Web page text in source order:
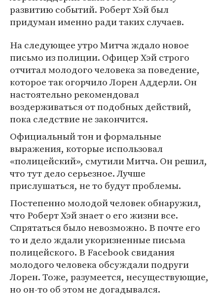
развитию событий. Роберт Хэй был
придуман именно ради таких случаев.
На следующее утро Митча ждало новое
письмо из полиции. Офицер Хэй строго
отчитал молодого человека за поведение,
которое так огорчило Лорен Аддерли. Он
настоятельно рекомендовал
воздерживаться от подобных действий,
пока следствие не закончится.
Официальный тон и формальные
выражения, которые использовал
«полицейский», смутили Митча. Он решил,
что тут дело серьезное. Лучше
прислушаться, не то будут проблемы.
Постепенно молодой человек обнаружил,
что Роберт Хэй знает о его жизни все.
Спрятаться было невозможно. В почте его
то и дело ждали укоризненные письма
полицейского. В Facebook свидания
молодого человека обсуждали подруги
Лорен. Тоже, разумеется, несуществующие,
но он-то об этом не догадывался.